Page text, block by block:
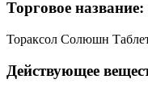
Торговое название:
Тораксол Солюшн
Действующее